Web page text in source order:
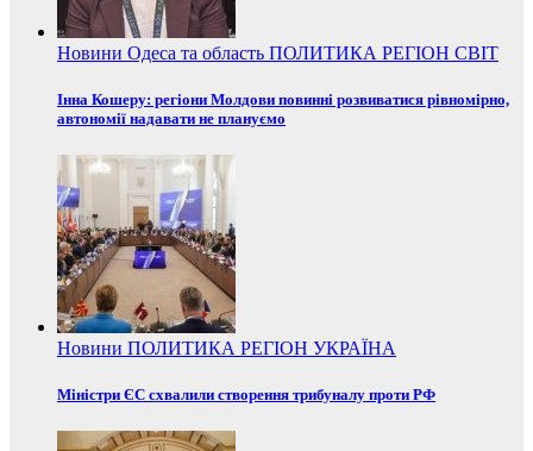
Новини Одеса та область ПОЛИТИКА РЕГІОН СВІТ
Інна Кошеру: регіони Молдови повинні розвиватися рівномірно,
автономії надавати не плануємо
Новини ПОЛИТИКА РЕГІОН УКРАЇНА
Міністри ЄС схвалили створення трибуналу проти РФ